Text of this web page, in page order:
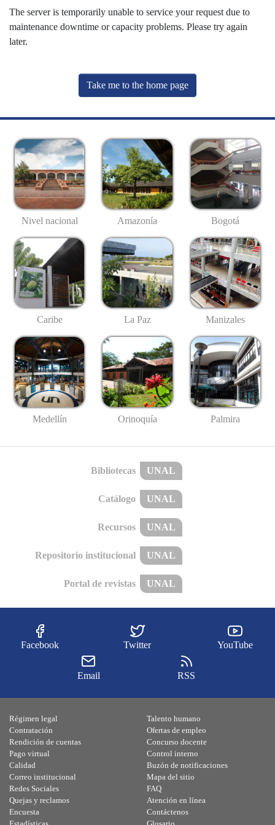
The server is temporarily unable to service your request due to
maintenance downtime or capacity problems. Please try again
later.
Take me to the home page
Nivel nacional Amazonía Bogotá
Caribe La Paz Manizales
Medellín Orinoquía Palmira
Bibliotecas UNAL
Catálogo UNAL
Recursos UNAL
Repositorio institucional UNAL
Portal de revistas UNAL
Facebook Twitter YouTube
Email RSS
Régimen legal
Contratación
Rendición de cuentas
Pago virtual
Calidad
Talento humano
Ofertas de empleo
Concurso docente
Control interno
Buzón de notificaciones
Correo institucional
Redes Sociales
Quejas y reclamos
Encuesta
Mapa del sitio
FAQ
Atención en línea
Contáctenos